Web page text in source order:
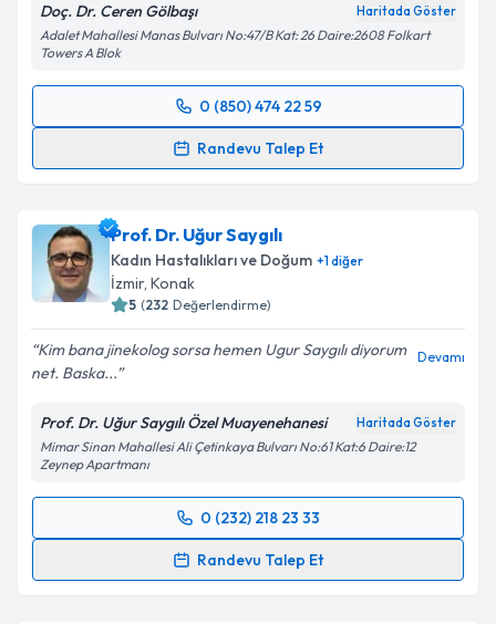
Doç. Dr. Ceren Gölbaşı Haritada Göster
Adalet Mahallesi Manas Bulvarı No:47/B Kat: 26 Daire:2608 Folkart
Towers A Blok
0 (850) 474 22 59
Randevu Talep Et
Randevu Takvimi Talebi
takvim hazırlandığında e-posta ile bilgilendireceğiz.
E-posta Adresiniz
'ni okudum ve kişisel verilerimin belirtilen
kapsamda işlenmesini kabul ediyorum.
Takvim Talebini Gönder
Prof. Dr. Uğur Saygılı
Kadın Hastalıkları ve Doğum +1diğer
İzmir, Konak
5 (232 Değerlendirme)
Kim bana jinekolog sorsa hemen Ugur Saygılı diyorum
net. Baska...
Devamı
Prof. Dr. Uğur Saygılı Özel Muayenehanesi Haritada Göster
Mimar Sinan Mahallesi Ali Çetinkaya Bulvarı No:61 Kat:6 Daire:12
Zeynep Apartmanı
0 (232) 218 23 33
Randevu Talep Et
Randevu Takvimi Talebi